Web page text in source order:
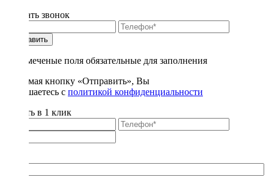
Заказать звонок
Отправить
* - отмеченые поля обязательные для заполнения
Нажимая кнопку «Отправить», Вы
соглашаетесь с политикой конфиденциальности
Купить в 1 клик